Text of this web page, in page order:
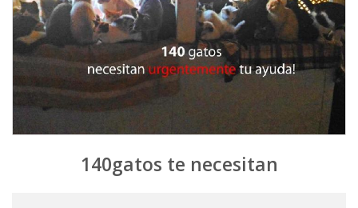
140gatos te necesitan